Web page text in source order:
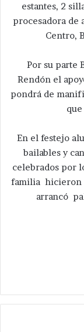
estantes, 2
procesadora de
Centro,
Por su parte
Rendón el
pondrá de
En el festejo
bailables y
celebrados por
familia hicieron
arrancó